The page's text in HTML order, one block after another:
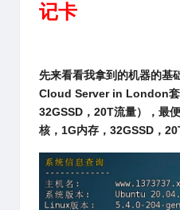
记卡
先来看看我拿到的机器的基
Cloud Server in London
32GSSD，20T流量），最
核，1G内存，32GSSD，